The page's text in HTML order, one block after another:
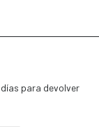
para devolver